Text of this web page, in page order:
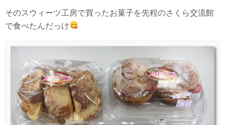
そのスウィーツ工房で買ったお菓子を先程のさくら交流館
で食べたんだっけ